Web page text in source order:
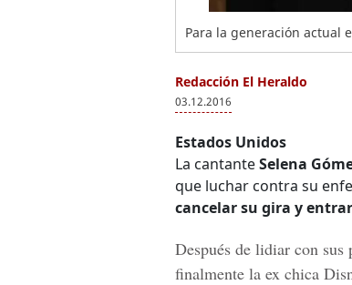
Para la generación actual
Redacción El Heraldo
03.12.2016
Estados Unidos
La cantanteSelena
que luchar contra su
cancelar su gira y
Después de lidiar con sus
finalmente la ex chica